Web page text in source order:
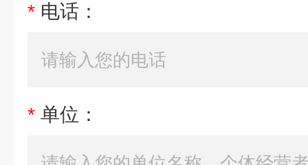
* 电话：
* 单位：